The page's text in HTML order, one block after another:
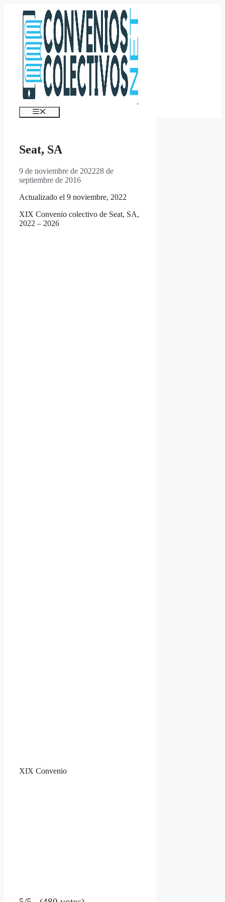
contenido
Menú
Seat, SA
9 de noviembre de 202228 de
septiembre de 2016
Actualizado el 9 noviembre, 2022
XIX Convenio colectivo de Seat, SA,
2022 – 2026
XIX Convenio